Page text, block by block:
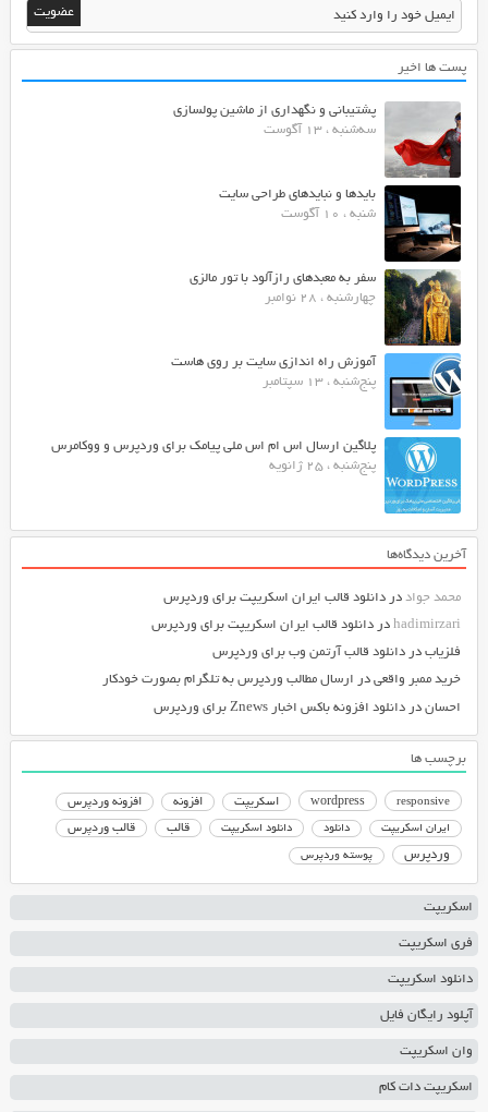
پست ها اخیر
پشتیبانی و نگهداری از ماشین پولسازی
سه‌شنبه ، 13 آگوست
بایدها و نبایدهای طراحی سایت
شنبه ، 10 آگوست
سفر به معبدهای رازآلود با تور مالزی
چهارشنبه ، 28 نوامبر
آموزش راه اندازی سایت بر روی هاست
پنج‌شنبه ، 13 سپتامبر
پلاگین ارسال اس ام اس ملی پیامک برای وردپرس و ووکامرس
پنج‌شنبه ، 25 ژانویه
آخرین دیدگاه‌ها
محمد جواددر دانلود قالب ایران اسکریپت برای وردپرس
hadimirzariدر دانلود قالب ایران اسکریپت برای وردپرس
فلزیابدر دانلود قالب آرتمن وب برای وردپرس
خرید ممبر واقعیدر ارسال مطالب وردپرس به تلگرام بصورت خودکار
احساندر دانلود افزونه باکس اخبار Znews برای وردپرس
برچسب ها
responsive
wordpress اسکریپت افزونه افزونه وردپرس
ایران اسکریپت دانلود دانلود اسکریپت قالب قالب وردپرس
وردپرس پوسته وردپرس
اسکریپت
فری اسکریپت
دانلود اسکریپت
آپلود رایگان فایل
وان اسکریپت
اسکریپت دات کام